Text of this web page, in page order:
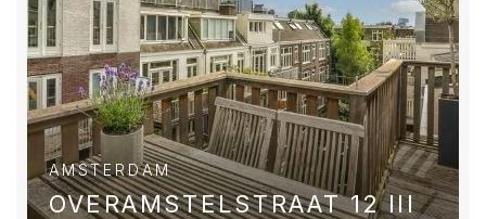
AMSTERDAM
OVERAMSTELSTRAAT 12 III